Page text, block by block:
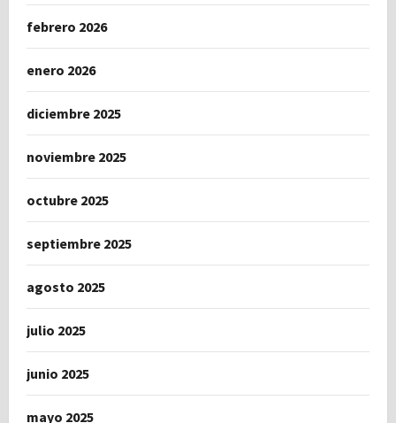
febrero 2026
enero 2026
diciembre 2025
noviembre 2025
octubre 2025
septiembre 2025
agosto 2025
julio 2025
junio 2025
mayo 2025